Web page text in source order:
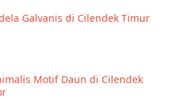
Galvanis di Cilendek Timur
Motif Daun di Cilendek